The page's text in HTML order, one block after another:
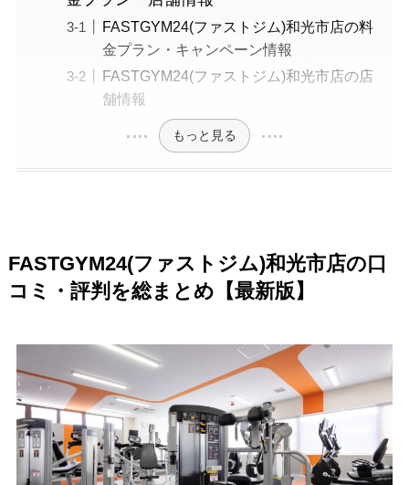
FASTGYM24(ファストジム)和光市店の料
金プラン・キャンペーン情報
FASTGYM24(ファストジム)和光市店の店
舗情報
もっと見る
FASTGYM24(ファストジム)和光市店の口
コミ・評判を総まとめ【最新版】